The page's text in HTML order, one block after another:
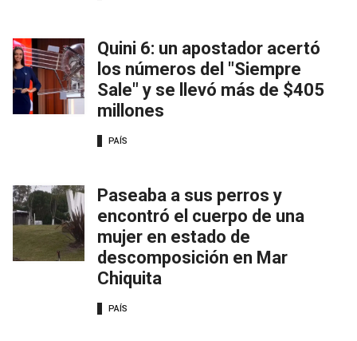
Quini 6: un apostador acertó
los números del "Siempre
Sale" y se llevó más de $405
millones
PAÍS
Paseaba a sus perros y
encontró el cuerpo de una
mujer en estado de
descomposición en Mar
Chiquita
PAÍS